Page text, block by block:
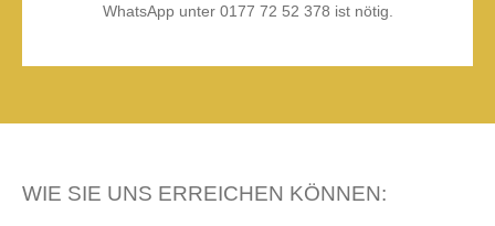
WhatsApp unter 0177 72 52 378 ist nötig.
WIE SIE UNS ERREICHEN KÖNNEN: